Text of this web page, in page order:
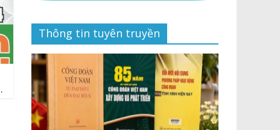
Thông tin tuyên truyền